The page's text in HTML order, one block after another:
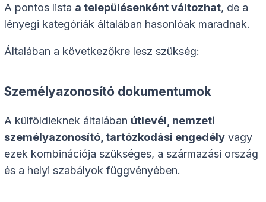
A pontos lista a településenként változhat, de a
lényegi kategóriák általában hasonlóak maradnak.
Általában a következőkre lesz szükség:
Személyazonosító dokumentumok
A külföldieknek általában útlevél, nemzeti
személyazonosító, tartózkodási engedély vagy
ezek kombinációja szükséges, a származási ország
és a helyi szabályok függvényében.